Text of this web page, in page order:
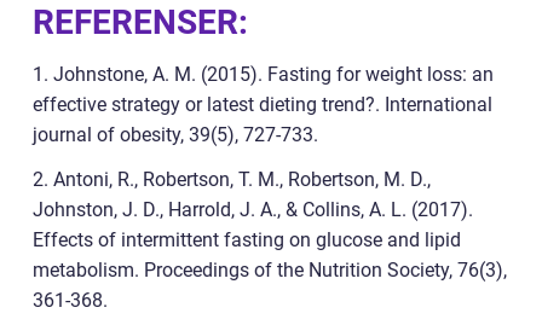
REFERENSER:
1. Johnstone, A. M. (2015). Fasting for weight loss: an
effective strategy or latest dieting trend?. International
journal of obesity, 39(5), 727-733.
2. Antoni, R., Robertson, T. M., Robertson, M. D.,
Johnston, J. D., Harrold, J. A., & Collins, A. L. (2017).
Effects of intermittent fasting on glucose and lipid
metabolism. Proceedings of the Nutrition Society, 76(3),
361-368.